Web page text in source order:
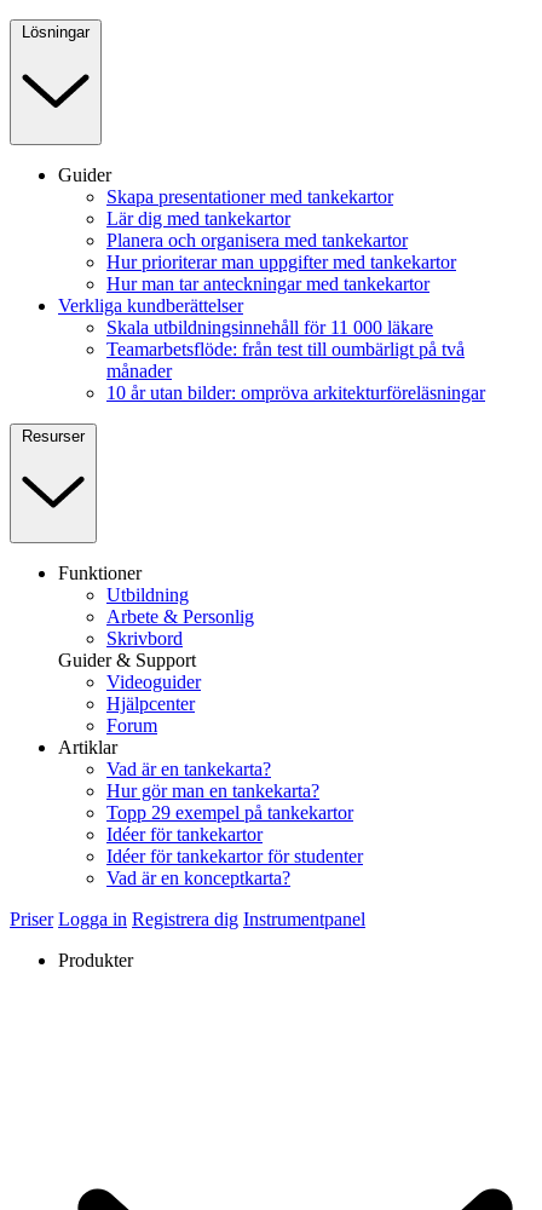
Lösningar
Guider
Skapa presentationer med tankekartor
Lär dig med tankekartor
Planera och organisera med tankekartor
Hur prioriterar man uppgifter med tankekartor
Hur man tar anteckningar med tankekartor
Verkliga kundberättelser
Skala utbildningsinnehåll för 11 000 läkare
Teamarbetsflöde: från test till oumbärligt på två
månader
10 år utan bilder: ompröva arkitekturföreläsningar
Resurser
Funktioner
Utbildning
Arbete & Personlig
Skrivbord
Guider & Support
Videoguider
Hjälpcenter
Forum
Artiklar
Vad är en tankekarta?
Hur gör man en tankekarta?
Topp 29 exempel på tankekartor
Idéer för tankekartor
Idéer för tankekartor för studenter
Vad är en konceptkarta?
Priser Logga in Registrera dig Instrumentpanel
Produkter